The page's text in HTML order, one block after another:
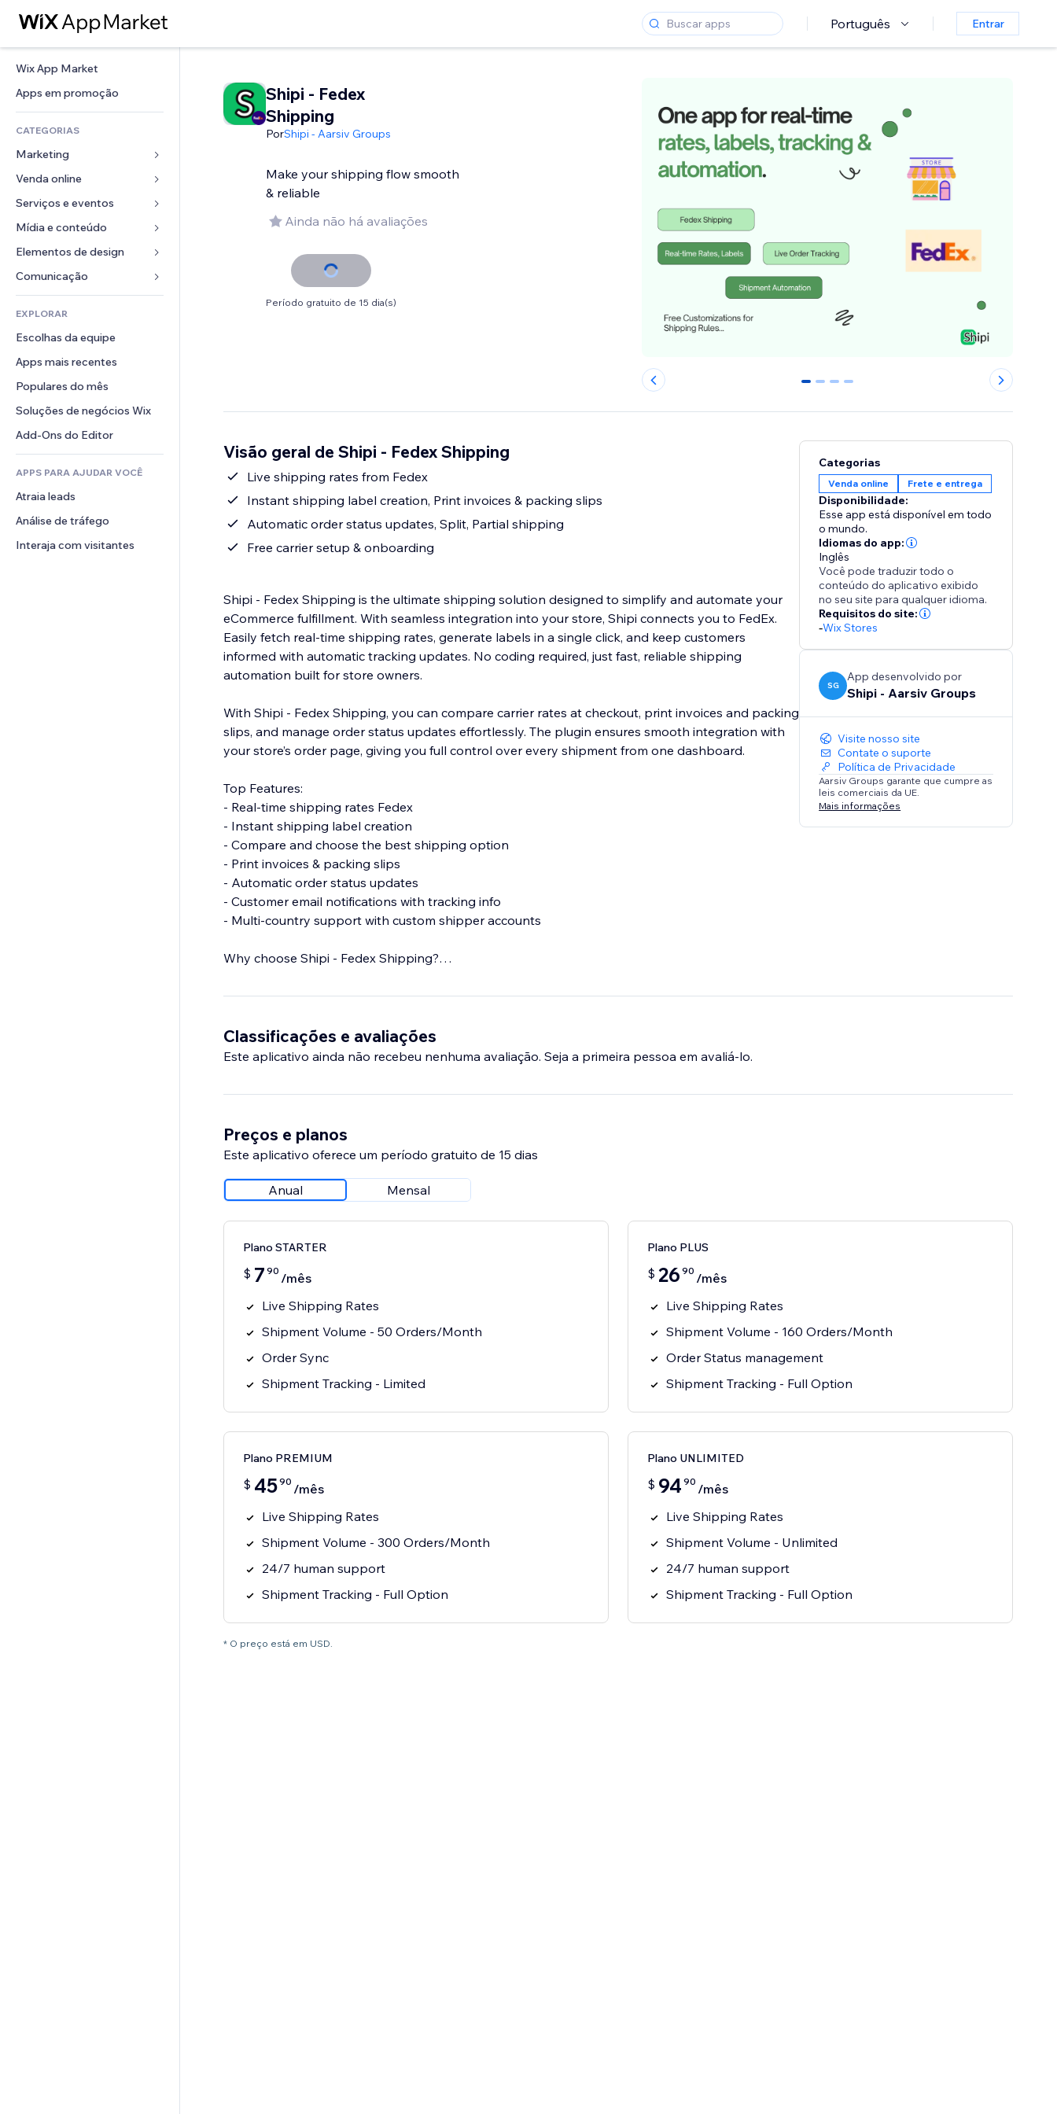
Português Entrar
Wix App Market
Apps em promoção
CATEGORIAS
Marketing
Anúncios
Mobile
Análises
Listas do site
Email
Venda online
Apps para lojas
Frete e entrega
Botões de venda
Contabilidade
Cupons e fidelidade
Soluções de armazenamento
Serviços e eventos
Hotéis
Eventos
Restaurantes
Imobiliária
Meus agendamentos
Mídia e conteúdo
Galeria
Músicas
Podcasts
Fotografia
Vídeo
PDF
Compartilhamento de arquivos
Notícias
Elementos de design
Mapas e navegação
Privacidade e segurança
Relógio
Templates de página
Efeitos de imagem
Botões e menus
Banners e selos
Calculadoras
Busca
Previsão do tempo
Tabelas e gráficos
Formulários
Enquetes
Chat
Comentários
Telefone
Comunidade
Avaliações e depoimentos
CRM
EXPLORAR
Escolhas da equipe
Apps mais recentes
Populares do mês
Soluções de negócios Wix
Add-Ons do Editor
APPS PARA AJUDAR VOCÊ
Atraia leads
Análise de tráfego
Interaja com visitantes
Shipi - Fedex
Shipping
PorShipi - Aarsiv Groups
Make your shipping flow smooth
& reliable
Ainda não há avaliações
Período gratuito de 15 dia(s)
0 1 2 3
Visão geral de Shipi - Fedex Shipping
Live shipping rates from Fedex
Instant shipping label creation, Print invoices & packing slips
Automatic order status updates, Split, Partial shipping
Free carrier setup & onboarding
Shipi - Fedex Shipping is the ultimate shipping solution designed to simplify and automate your
eCommerce fulfillment. With seamless integration into your store, Shipi connects you to FedEx.
Easily fetch real-time shipping rates, generate labels in a single click, and keep customers
informed with automatic tracking updates. No coding required, just fast, reliable shipping
automation built for store owners.
With Shipi - Fedex Shipping, you can compare carrier rates at checkout, print invoices and packing
slips, and manage order status updates effortlessly. The plugin ensures smooth integration with
your store’s order page, giving you full control over every shipment from one dashboard.
Top Features:
- Real-time shipping rates Fedex
- Instant shipping label creation
- Compare and choose the best shipping option
- Print invoices & packing slips
- Automatic order status updates
- Customer email notifications with tracking info
- Multi-country support with custom shipper accounts
Why choose Shipi - Fedex Shipping?
- Improve delivery experience for customers
Categorias
Venda online Frete e entrega
Disponibilidade:
Esse app está disponível em todo
o mundo.
Idiomas do app:
Inglês
Você pode traduzir todo o
conteúdo do aplicativo exibido
no seu site para qualquer idioma.
Requisitos do site:
-Wix Stores
SG
App desenvolvido por
Shipi - Aarsiv Groups
Visite nosso site
Contate o suporte
Política de Privacidade
Aarsiv Groups garante que cumpre as
leis comerciais da UE.
Mais informações
Classificações e avaliações
Este aplicativo ainda não recebeu nenhuma avaliação. Seja a primeira pessoa em avaliá-lo.
Preços e planos
Este aplicativo oferece um período gratuito de 15 dias
Anual Mensal
Plano STARTER
$ 7 90 /mês
Live Shipping Rates
Shipment Volume - 50 Orders/Month
Order Sync
Shipment Tracking - Limited
Plano PLUS
$ 26 90 /mês
Live Shipping Rates
Shipment Volume - 160 Orders/Month
Order Status management
Shipment Tracking - Full Option
Plano PREMIUM
$ 4590 /mês
Live Shipping Rates
Shipment Volume - 300 Orders/Month
24/7 human support
Shipment Tracking - Full Option
Plano UNLIMITED
$ 94 90 /mês
Live Shipping Rates
Shipment Volume - Unlimited
24/7 human support
Shipment Tracking - Full Option
* O preço está em USD.